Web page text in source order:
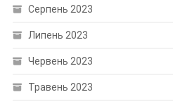
Серпень 2023
Липень 2023
Червень 2023
Травень 2023